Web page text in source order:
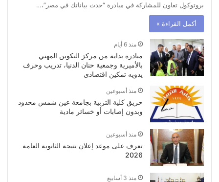
بروتوكول تعاون للمشاركة في مبادرة “حدث بياناتك في مصر”،…
أكمل القراءة »
منذ 6 أيام
مبادرة بداية من مركز التكوين المهني
بالأميرية وجمعية حنان الدنيا، تدريب وحرف
يدويه تمكين اقتصادى
منذ أسبوعين
حريق كلية التربية بجامعة عين شمس محدود
وبدون إصابات أو خسائر مادية
منذ أسبوعين
تعرف على موعد إعلان نتيجة الثانوية العامة
2026
منذ 3 أسابيع